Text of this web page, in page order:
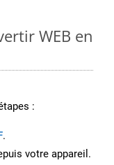
WEB en
:
.
votre appareil.